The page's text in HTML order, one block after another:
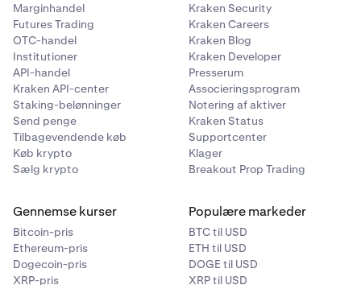
Marginhandel
Futures Trading
OTC-handel
Institutioner
API-handel
Kraken API-center
Staking-belønninger
Send penge
Tilbagevendende køb
Køb krypto
Sælg krypto
Kraken Security
Kraken Careers
Kraken Blog
Kraken Developer
Presserum
Associeringsprogram
Notering af aktiver
Kraken Status
Supportcenter
Klager
Breakout Prop Trading
Gennemse kurser
Bitcoin-pris
Ethereum-pris
Dogecoin-pris
XRP-pris
Populære markeder
BTC til USD
ETH til USD
DOGE til USD
XRP til USD